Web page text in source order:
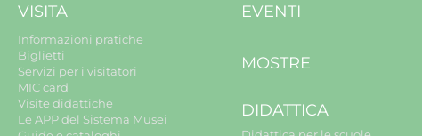
VISITA
Informazioni pratiche
Biglietti
Servizi per i visitatori
MIC card
Visite didattiche
Le APP del Sistema Musei
EVENTI
MOSTRE
DIDATTICA